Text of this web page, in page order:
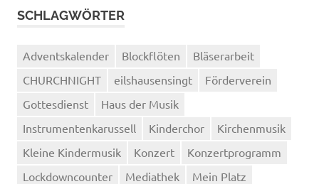
SCHLAGWÖRTER
Adventskalender Blockflöten
Bläserarbeit
CHURCHNIGHT
eilshausensingt
Förderverein
Gottesdienst
Haus der Musik
Instrumentenkarussell
Kinderchor
Kirchenmusik
Kleine Kindermusik
Konzert
Konzertprogramm
Lockdowncounter
Mediathek
Mein Platz